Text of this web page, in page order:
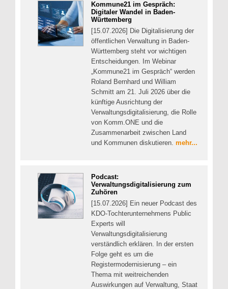
Kommune21 im Gespräch:
Digitaler Wandel in Baden-
Württemberg
[15.07.2026] Die Digitalisierung der
öffentlichen Verwaltung in Baden-
Württemberg steht vor wichtigen
Entscheidungen. Im Webinar
„Kommune21 im Gespräch“ werden
Roland Bernhard und William
Schmitt am 21. Juli 2026 über die
künftige Ausrichtung der
Verwaltungsdigitalisierung, die Rolle
von Komm.ONE und die
Zusammenarbeit zwischen Land
und Kommunen diskutieren. mehr...
Podcast:
Verwaltungsdigitalisierung zum
Zuhören
[15.07.2026] Ein neuer Podcast des
KDO-Tochterunternehmens Public
Experts will
Verwaltungsdigitalisierung
verständlich erklären. In der ersten
Folge geht es um die
Registermodernisierung – ein
Thema mit weitreichenden
Auswirkungen auf Verwaltung, Staat